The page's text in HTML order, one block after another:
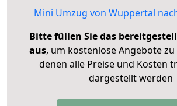
Mini Umzug von Wuppertal
Bitte füllen Sie das
aus, um kostenlose Angebote
denen alle Preise und Kosten
dargestellt werden